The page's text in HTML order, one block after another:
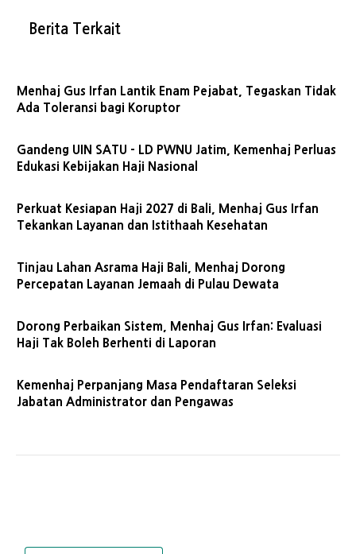
Berita Terkait
Menhaj Gus Irfan Lantik Enam Pejabat, Tegaskan Tidak
Ada Toleransi bagi Koruptor
Gandeng UIN SATU - LD PWNU Jatim, Kemenhaj Perluas
Edukasi Kebijakan Haji Nasional
Perkuat Kesiapan Haji 2027 di Bali, Menhaj Gus Irfan
Tekankan Layanan dan Istithaah Kesehatan
Tinjau Lahan Asrama Haji Bali, Menhaj Dorong
Percepatan Layanan Jemaah di Pulau Dewata
Dorong Perbaikan Sistem, Menhaj Gus Irfan: Evaluasi
Haji Tak Boleh Berhenti di Laporan
Kemenhaj Perpanjang Masa Pendaftaran Seleksi
Jabatan Administrator dan Pengawas